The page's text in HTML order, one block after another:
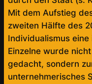
Mit dem Aufstieg
zweiten Hälfte des
Individualismus
Einzelne wurde
gedacht, sondern
unternehmerisches